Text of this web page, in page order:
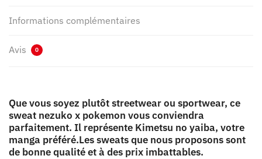
Informations complémentaires
Avis 0
Que vous soyez plutôt streetwear ou sportwear, ce
sweat nezuko x pokemon vous conviendra
parfaitement. Il représente Kimetsu no yaiba, votre
manga préféré.Les sweats que nous proposons sont
de bonne qualité et à des prix imbattables.